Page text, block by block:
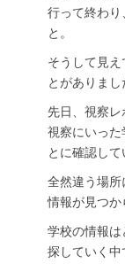
行って終わり
と。
そうして見
とがありまし
先日、視察レ
視察にいった
とに確認して
全然違う場所
情報が見つか
学校の情報は
探していく中